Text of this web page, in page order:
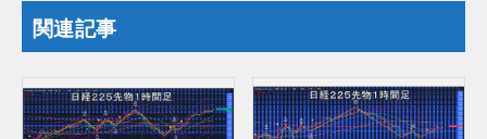
関連記事